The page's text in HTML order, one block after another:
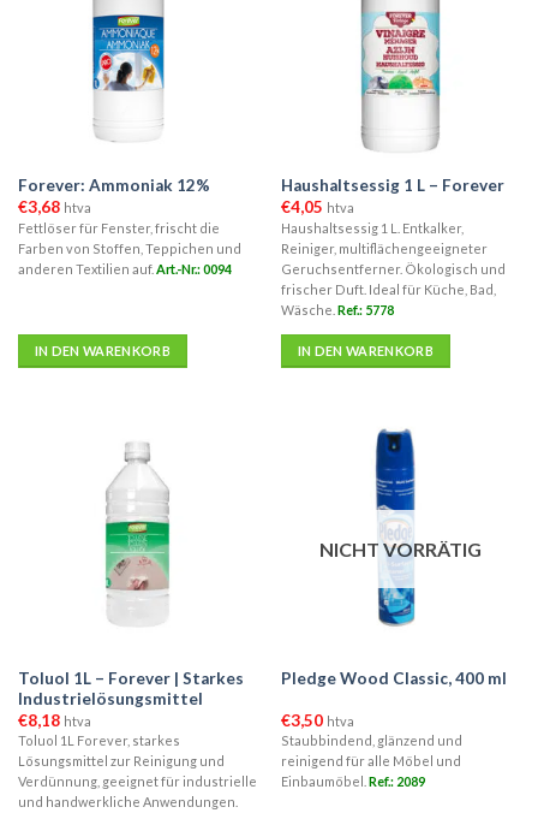
Forever: Ammoniak 12%
€3,68 htva
Fettlöser für Fenster, frischt die
Farben von Stoffen, Teppichen und
anderen Textilien auf. Art.-Nr.: 0094
IN DEN WARENKORB
Haushaltsessig 1 L – Forever
€4,05 htva
Haushaltsessig 1 L. Entkalker,
Reiniger, multiflächengeeigneter
Geruchsentferner. Ökologisch und
frischer Duft. Ideal für Küche, Bad,
Wäsche. Ref.: 5778
IN DEN WARENKORB
Toluol 1L – Forever | Starkes
Industrielösungsmittel
€8,18 htva
Toluol 1L Forever, starkes
Lösungsmittel zur Reinigung und
Verdünnung, geeignet für industrielle
und handwerkliche Anwendungen.
NICHT VORRÄTIG
Pledge Wood Classic, 400 ml
€3,50 htva
Staubbindend, glänzend und
reinigend für alle Möbel und
Einbaumöbel. Ref.: 2089